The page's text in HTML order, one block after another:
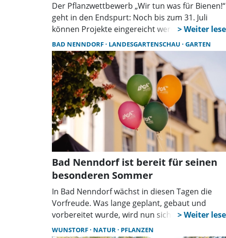
Der Pflanzwettbewerb „Wir tun was für Bienen!“
geht in den Endspurt: Noch bis zum 31. Juli
können Projekte eingereicht werden. Die Stadt
ruft dazu auf, auch kurzfristig Flächen naturnah
zu gestalten, denn schon kleine Maßnahmen
helfen der Artenvielfalt.
BAD NENNDORF LANDESGARTENSCHAU GARTEN
Bad Nenndorf ist bereit für seinen
besonderen Sommer
In Bad Nenndorf wächst in diesen Tagen die
Vorfreude. Was lange geplant, gebaut und
vorbereitet wurde, wird nun sichtbar: Vom 29.
April bis zum 18. Oktober 2026 wird die Stadt
WUNSTORF NATUR PFLANZEN